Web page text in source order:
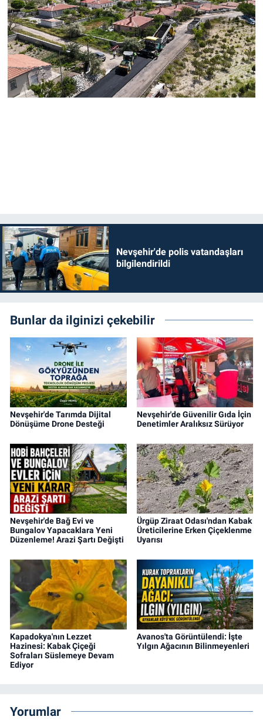
Nevşehir'de polis vatandaşları
bilgilendirildi
Bunlar da ilginizi çekebilir
Nevşehir'de Tarımda Dijital
Dönüşüme Drone Desteği
Nevşehir'de Güvenilir Gıda İçin
Denetimler Aralıksız Sürüyor
Nevşehir'de Bağ Evi ve
Bungalov Yapacaklara Yeni
Düzenleme! Arazi Şartı Değişti
Ürgüp Ziraat Odası'ndan Kabak
Üreticilerine Erken Çiçeklenme
Uyarısı
Kapadokya'nın Lezzet
Hazinesi: Kabak Çiçeği
Sofraları Süslemeye Devam
Ediyor
Avanos'ta Görüntülendi: İşte
Yılgın Ağacının Bilinmeyenleri
Yorumlar